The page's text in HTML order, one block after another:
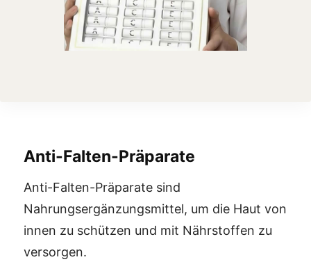
Anti-Falten-Präparate
Anti-Falten-Präparate sind
Nahrungsergänzungsmittel, um die Haut von
innen zu schützen und mit Nährstoffen zu
versorgen.